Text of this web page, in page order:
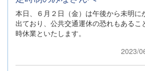
本日、６月２日（金）は午後から未明に
出ており、公共交通運休の恐れもあるこ
時休業といたします。
2023/